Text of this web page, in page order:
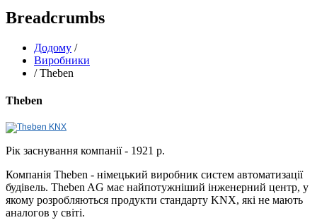
Breadcrumbs
Додому /
Виробники
/ Theben
Theben
Рік заснування компанії - 1921 р.
Компанія Theben - німецький виробник систем автоматизації
будівель. Theben AG має найпотужніший інженерний центр, у
якому розробляються продукти стандарту KNX, які не мають
аналогов у світі.